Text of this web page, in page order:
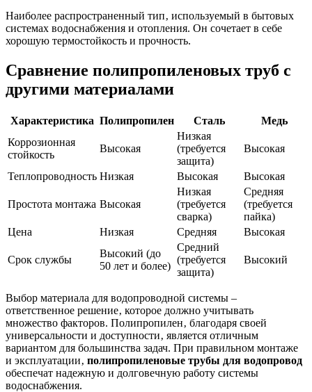
Наиболее распространенный тип‚ используемый в бытовых
системах водоснабжения и отопления. Он сочетает в себе
хорошую термостойкость и прочность.
Сравнение полипропиленовых труб с
другими материалами
Характеристика Полипропилен Сталь
Медь
Коррозионная
стойкость
Высокая
Низкая
(требуется
защита)
Высокая
Теплопроводность Низкая Высокая Высокая
Простота монтажа Высокая
Низкая
(требуется
сварка)
Средняя
(требуется
пайка)
Цена
Низкая Средняя Высокая
Срок службы
Высокий (до
50 лет и более)
Средний
(требуется
защита)
Высокий
Выбор материала для водопроводной системы –
ответственное решение‚ которое должно учитывать
множество факторов. Полипропилен‚ благодаря своей
универсальности и доступности‚ является отличным
вариантом для большинства задач. При правильном монтаже
и эксплуатации‚ полипропиленовые трубы для водопровод
обеспечат надежную и долговечную работу системы
водоснабжения.